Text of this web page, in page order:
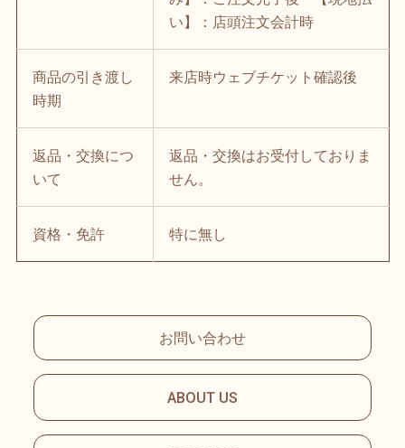
い】：店頭注文会計時
商品の引き渡し
時期
来店時ウェブチケット確認後
返品・交換につ
いて
返品・交換はお受付しておりま
せん。
資格・免許 特に無し
お問い合わせ
ABOUT US